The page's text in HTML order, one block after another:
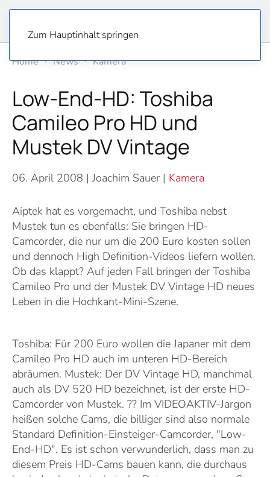
Zum Hauptinhalt springen
Home
News Kamera
Low-End-HD: Toshiba
Camileo Pro HD und
Mustek DV Vintage
06. April 2008 | Joachim Sauer | Kamera
Aiptek hat es vorgemacht, und Toshiba nebst
Mustek tun es ebenfalls: Sie bringen HD-
Camcorder, die nur um die 200 Euro kosten sollen
und dennoch High Definition-Videos liefern wollen.
Ob das klappt? Auf jeden Fall bringen der Toshiba
Camileo Pro und der Mustek DV Vintage HD neues
Leben in die Hochkant-Mini-Szene.
Toshiba: Für 200 Euro wollen die Japaner mit dem
Camileo Pro HD auch im unteren HD-Bereich
abräumen. Mustek: Der DV Vintage HD, manchmal
auch als DV 520 HD bezeichnet, ist der erste HD-
Camcorder von Mustek. ?? Im VIDEOAKTIV-Jargon
heißen solche Cams, die billiger sind also normale
Standard Definition-Einsteiger-Camcorder, "Low-
End-HD". Es ist schon verwunderlich, dass man zu
diesem Preis HD-Cams bauen kann, die durchaus